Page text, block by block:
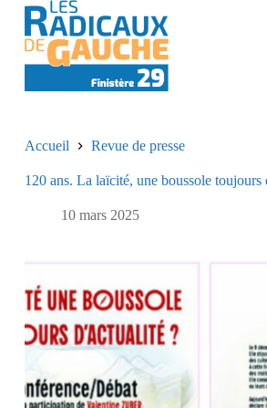
Accueil Revue de presse
120 ans. La laïcité, une boussole toujours
10 mars 2025